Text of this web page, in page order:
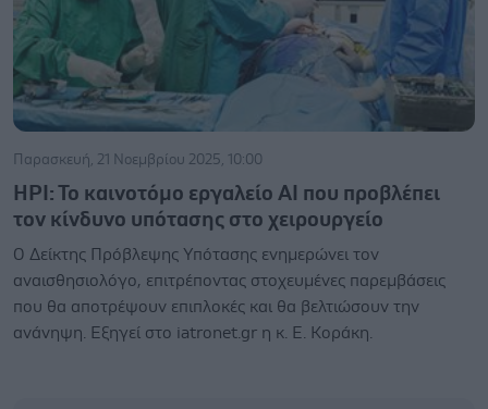
Παρασκευή, 21 Νοεμβρίου 2025, 10:00
ΗΡΙ: Το καινοτόμο εργαλείο ΑΙ που προβλέπει
τον κίνδυνο υπότασης στο χειρουργείο
Ο Δείκτης Πρόβλεψης Υπότασης ενημερώνει τον
αναισθησιολόγο, επιτρέποντας στοχευμένες παρεμβάσεις
που θα αποτρέψουν επιπλοκές και θα βελτιώσουν την
ανάνηψη. Εξηγεί στο iatronet.gr η κ. Ε. Κοράκη.